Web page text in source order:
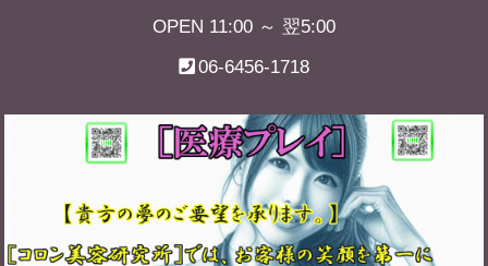
OPEN 11:00 ～ 翌5:00
06-6456-1718